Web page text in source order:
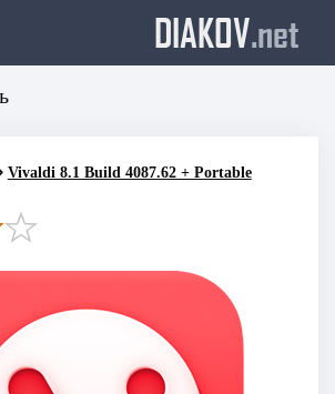
DIAKOV.net
Vivaldi 8.1 Build 4087.62 + Portable